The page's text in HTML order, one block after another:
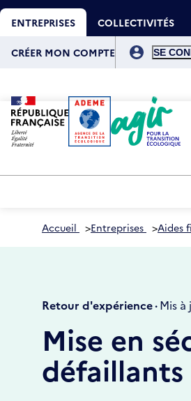
Aller
au
contenu
ENTREPRISES COLLECTIVITÉS
compte
CRÉER MON COMPTE
Accueil >Entreprises >Aides
Retour d'expérience ·Mis
Mise en
défaillants